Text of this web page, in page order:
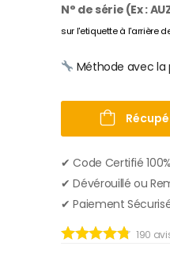
N° de série (Ex :
sur l'etiquette à l'arrière
Méthode avec
✔︎ Code Certifié
✔︎ Dévérouillé ou
✔︎ Paiement
190